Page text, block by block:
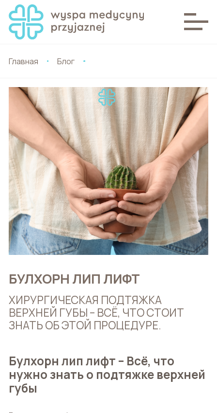
Главная Блог
БУЛХОРН ЛИП ЛИФТ
ХИРУРГИЧЕСКАЯ ПОДТЯЖКА
ВЕРХНЕЙ ГУБЫ – ВСЁ, ЧТО СТОИТ
ЗНАТЬ ОБ ЭТОЙ ПРОЦЕДУРЕ.
Булхорн лип лифт – Всё, что
нужно знать о подтяжке верхней
губы